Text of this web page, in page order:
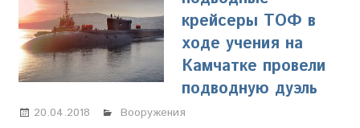
января
1924
года
крейсеры ТОФ в
ходе учения на
Камчатке провели
подводную дуэль
20.04.2018 Олег Владыкин
Вооружения